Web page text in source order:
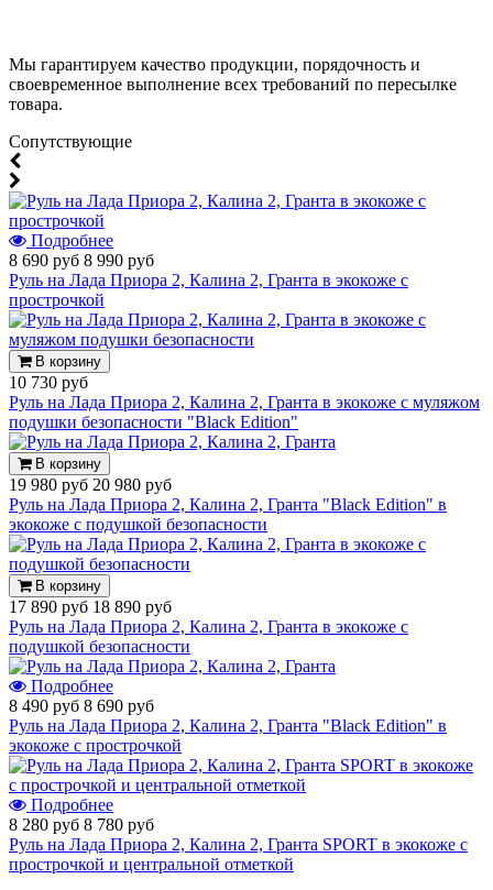
Мы гарантируем качество продукции, порядочность и
своевременное выполнение всех требований по пересылке
товара.
Cопутствующие
Подробнее
8 690 руб 8 990 руб
Руль на Лада Приора 2, Калина 2, Гранта в экокоже с
прострочкой
В корзину
10 730 руб
Руль на Лада Приора 2, Калина 2, Гранта в экокоже с муляжом
подушки безопасности "Black Edition"
В корзину
19 980 руб 20 980 руб
Руль на Лада Приора 2, Калина 2, Гранта "Black Edition" в
экокоже с подушкой безопасности
В корзину
17 890 руб 18 890 руб
Руль на Лада Приора 2, Калина 2, Гранта в экокоже с
подушкой безопасности
Подробнее
8 490 руб 8 690 руб
Руль на Лада Приора 2, Калина 2, Гранта "Black Edition" в
экокоже с прострочкой
Подробнее
8 280 руб 8 780 руб
Руль на Лада Приора 2, Калина 2, Гранта SPORT в экокоже с
прострочкой и центральной отметкой